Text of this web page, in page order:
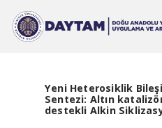
Yeni Heterosiklik
Sentezi: Altın
destekli Alkin